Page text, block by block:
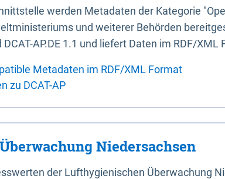
werden Metadaten der Kategorie
und weiterer Behörden
AP.DE 1.1 und liefert Daten im RDF/XML
Metadaten im RDF/XML Format
zu DCAT-AP
Niedersachsen
der Lufthygienischen Überwachung